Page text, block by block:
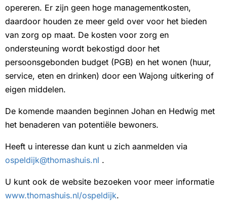
opereren. Er zijn geen hoge managementkosten,
daardoor houden ze meer geld over voor het bieden
van zorg op maat. De kosten voor zorg en
ondersteuning wordt bekostigd door het
persoonsgebonden budget (PGB) en het wonen (huur,
service, eten en drinken) door een Wajong uitkering of
eigen middelen.
De komende maanden beginnen Johan en Hedwig met
het benaderen van potentiële bewoners.
Heeft u interesse dan kunt u zich aanmelden via
ospeldijk@thomashuis.nl .
U kunt ook de website bezoeken voor meer informatie
www.thomashuis.nl/ospeldijk.